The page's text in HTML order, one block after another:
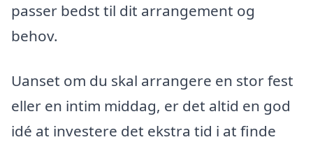
passer bedst til dit arrangement og
behov.
Uanset om du skal arrangere en stor fest
eller en intim middag, er det altid en god
idé at investere det ekstra tid i at finde